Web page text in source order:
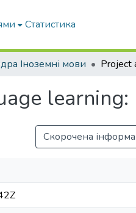
Статистика
Іноземні мови
Скорочена